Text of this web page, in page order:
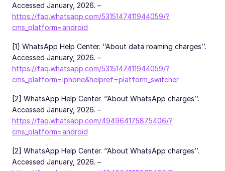
Accessed January, 2026. –
https://faq.whatsapp.com/5315147411944059/?
cms_platform=android
[1] WhatsApp Help Center. ‘’About data roaming charges’’.
Accessed January, 2026. –
https://faq.whatsapp.com/5315147411944059/?
cms_platform=iphone&helpref=platform_switcher
[2] WhatsApp Help Center. ‘’About WhatsApp charges’’.
Accessed January, 2026. –
https://faq.whatsapp.com/494964175875406/?
cms_platform=android
[2] WhatsApp Help Center. ‘’About WhatsApp charges’’.
Accessed January, 2026. –